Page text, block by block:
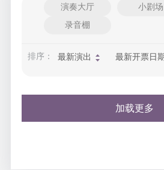
演奏大厅
小剧场
录音棚
排序： 最新演出 最新开票日期
加载更多